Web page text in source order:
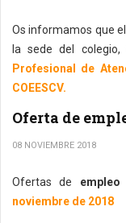
Os informamos que
la sede del
Profesional de
COEESCV.
Oferta de
08 NOVIEMBRE 2018
Ofertas de
noviembre de 2018